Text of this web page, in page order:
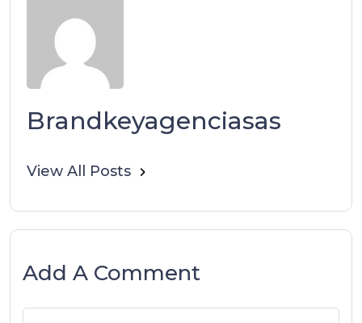
Brandkeyagenciasas
View All Posts
Add A Comment